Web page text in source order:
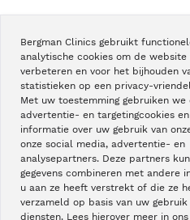
Bergman Clinics gebruikt
analytische cookies om de website
verbeteren en voor het bijhouden
statistieken op een privacy-
Met uw toestemming gebruiken we
advertentie- en targetingcookies
informatie over uw gebruik van
onze social media, advertentie- en
analysepartners. Deze partners
gegevens combineren met andere
u aan ze heeft verstrekt of die ze
verzameld op basis van uw gebruik
diensten. Lees hierover meer in ons
Blogs
Podcast
Pressroom
Instagram
Facebook
LinkedIn
Copyright © Bergman Clinics